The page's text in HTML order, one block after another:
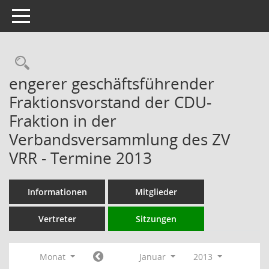
Toggle navigation
Rechercheauswahl
engerer geschäftsführender
Fraktionsvorstand der CDU-
Fraktion in der
Verbandsversammlung des ZV
VRR - Termine 2013
Informationen Mitglieder
Vertreter Sitzungen
Monat Januar
2013